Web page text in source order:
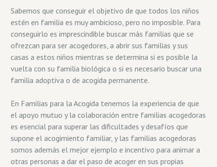
Sabemos que conseguir el objetivo de que todos los niños
estén en familia es muy ambicioso, pero no imposible. Para
conseguirlo es imprescindible buscar más familias que se
ofrezcan para ser acogedores, a abrir sus familias y sus
casas a estos niños mientras se determina si es posible la
vuelta con su familia biológica o si es necesario buscar una
familia adoptiva o de acogida permanente.
En Familias para la Acogida tenemos la experiencia de que
el apoyo mutuo y la colaboración entre familias acogedoras
es esencial para superar las dificultades y desafíos que
supone el acogimiento familiar, y las familias acogedoras
somos además el mejor ejemplo e incentivo para animar a
otras personas a dar el paso de acoger en sus propias